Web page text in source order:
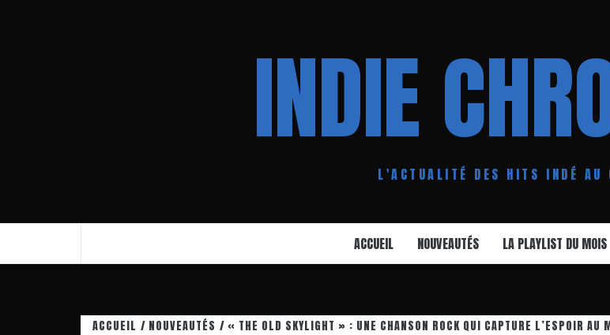
INDIE
L'ACTUALITÉ DES HITS INDÉ AU
ACCUEIL NOUVEAUTÉS LA PLAYLIST DU MOIS
ACCUEIL NOUVEAUTÉS « THE OLD SKYLIGHT » : UNE CHANSON ROCK QUI CAPTURE L’ESPOIR